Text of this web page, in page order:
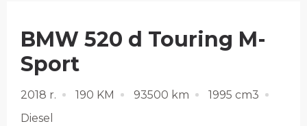
BMW 520 d Touring M-
Sport
2018 r. 190 KM 93500 km
1995 cm3
Diesel